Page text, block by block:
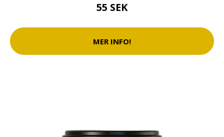
55 SEK
MER INFO!